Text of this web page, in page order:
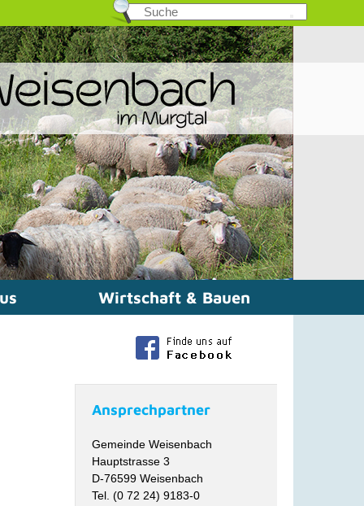
Wirtschaft & Bauen
Ansprechpartner
Gemeinde Weisenbach
Hauptstrasse 3
D-76599 Weisenbach
Tel. (0 72 24) 9183-0